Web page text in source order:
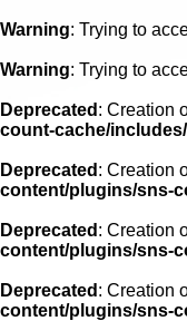
Warning: Trying to
Warning: Trying to
Deprecated : Creation
count-cache/
Deprecated : Creation
content/plugins/sns-
Deprecated : Creation
content/plugins/sns-
Deprecated : Creation
content/plugins/sns-